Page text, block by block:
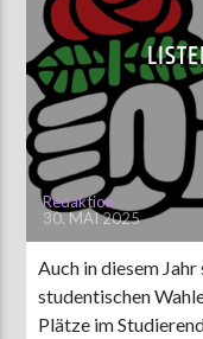
Redaktion
30. MAI 2025
Auch in diesem
studentischen
Plätze im